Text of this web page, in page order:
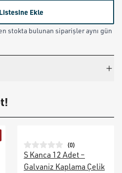
Ekle
stokta bulunan siparişler aynı gün
(0)
S Kanca 12 Adet –
Galvaniz Kaplama Çelik